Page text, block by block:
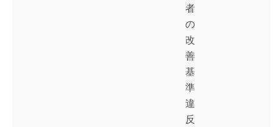
者
の
改
善
基
準
違
反